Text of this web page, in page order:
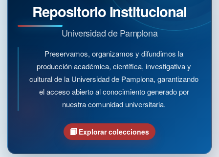
Repositorio Institucional
Universidad de Pamplona
Preservamos, organizamos y difundimos la
producción académica, científica, investigativa y
cultural de la Universidad de Pamplona, garantizando
el acceso abierto al conocimiento generado por
nuestra comunidad universitaria.
Explorar colecciones